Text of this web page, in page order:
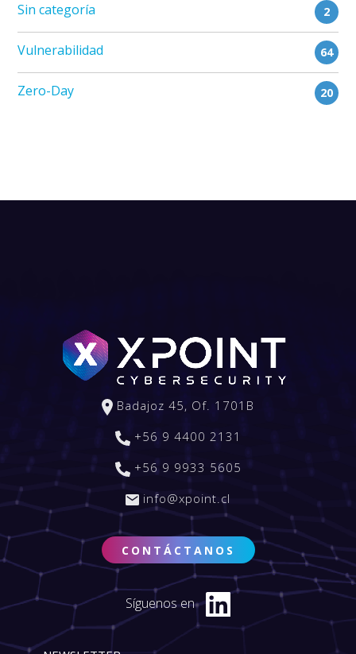
Sin categoría 2
Vulnerabilidad 64
Zero-Day 20
+56 9 4400 2131
Badajoz 45, Of. 1701B
+56 9 9933 5605
info@xpoint.cl
CONTÁCTANOS
Síguenos en